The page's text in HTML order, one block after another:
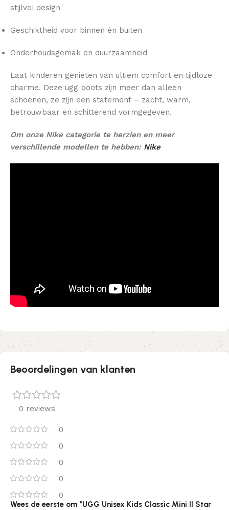
stijlvol design
Geschiktheid voor binnen én buiten
Onderhoudsgemak en duurzaamheid
Laat kinderen genieten van ultiem comfort en tijdloze
charme. Deze ugg boots zijn meer dan alleen
schoenen, ze zijn een statement – zacht, warm,
betrouwbaar en schitterend vormgegeven.
Om onze Nike categorie te herzien en meer
verschillende modellen te hebben: Nike
Beoordelingen van klanten
0 reviews
0
0
0
0
0
Wees de eerste om “UGG Unisex Kids Classic Mini II Star